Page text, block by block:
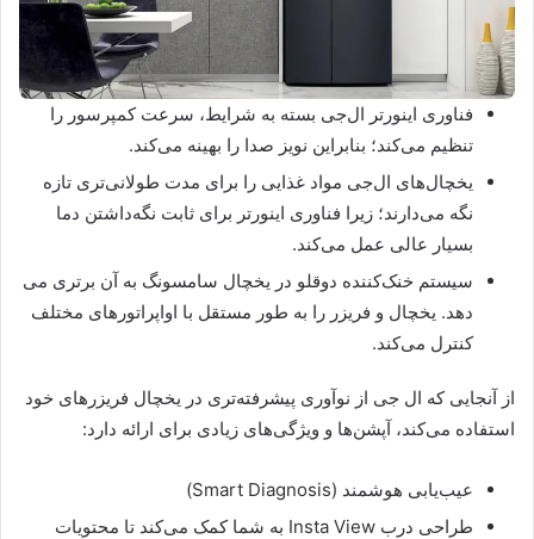
فناوری اینورتر ال‌جی بسته به شرایط، سرعت کمپرسور را
تنظیم می‌کند؛ بنابراین نویز صدا را بهینه می‌کند.
یخچال‌های ال‌جی مواد غذایی را برای مدت طولانی‌تری تازه
نگه می‌دارند؛ زیرا فناوری اینورتر برای ثابت نگه‌داشتن دما
بسیار عالی عمل می‌کند.
سیستم خنک‌کننده دوقلو در یخچال سامسونگ به آن برتری می
دهد. یخچال و فریزر را به طور مستقل با اواپراتورهای مختلف
کنترل می‌کند.
از آنجایی که ال جی از نوآوری پیشرفته‌تری در یخچال فریزرهای خود
استفاده می‌کند، آپشن‌ها و ویژگی‌های زیادی برای ارائه دارد:
عیب‌یابی هوشمند (Smart Diagnosis)
طراحی درب Insta View به شما کمک می‌کند تا محتویات